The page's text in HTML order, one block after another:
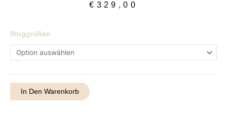
€ 329,00
Ringgrößen
Ring
35
Menge
In Den Warenkorb